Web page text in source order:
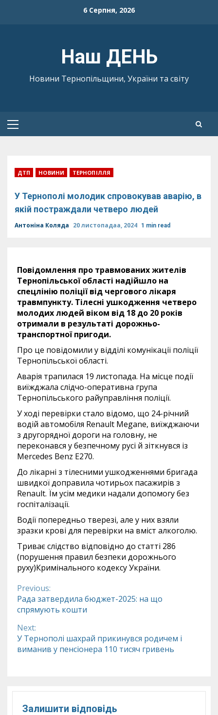
6 Серпня, 2026
Наш ДЕНЬ
Новини Тернопільщини, України та світу
Primary
ДТП НОВИНИ ТЕРНОПІЛЛЯ
У Тернополі молодик спровокував аварію, в
якій постраждали четверо людей
Антоніна Коляда 20 листопадаа, 2024 1 min read
Повідомлення про травмованих жителів
Тернопільської області надійшло на
спецлінію поліції від чергового лікаря
травмпункту. Тілесні ушкодження четверо
молодих людей віком від 18 до 20 років
отримали в результаті дорожньо-
транспортної пригоди.
Про це повідомили у відділі комунікації поліції
Тернопільської області.
Аварія трапилася 19 листопада. На місце події
виїжджала слідчо-оперативна група
Тернопільського райуправління поліції.
У ході перевірки стало відомо, що 24-річний
водій автомобіля Renault Megane, виїжджаючи
з другорядної дороги на головну, не
переконався у безпечному русі й зіткнувся із
Mercedes Benz E270.
До лікарні з тілесними ушкодженнями бригада
швидкої доправила чотирьох пасажирів з
Renault. Їм усім медики надали допомогу без
госпіталізації.
Водії попередньо тверезі, але у них взяли
зразки крові для перевірки на вміст алкоголю.
Триває слідство відповідно до статті 286
(порушення правил безпеки дорожнього
руху)Кримінального кодексу України.
Continue
Reading
Previous:
Рада затвердила бюджет-2025: на що
спрямують кошти
Next:
У Тернополі шахрай прикинувся родичем і
виманив у пенсіонера 110 тисяч гривень
Залишити відповідь